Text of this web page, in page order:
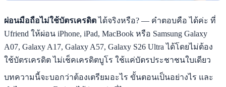
ผ่อนมือถือไม่ใช้บัตรเครดิตได้จริงหรือ? — คำตอบคือ ได้ค่ะ ที่
Ufriend ให้ผ่อน iPhone, iPad, MacBook หรือ Samsung Galaxy
A07, Galaxy A17, Galaxy A57, Galaxy S26 Ultra ได้โดยไม่ต้อง
ใช้บัตรเครดิต ไม่เช็คเครดิตบูโร ใช้แค่บัตรประชาชนใบเดียว
บทความนี้จะบอกว่าต้องเตรียมอะไร ขั้นตอนเป็นอย่างไร และ